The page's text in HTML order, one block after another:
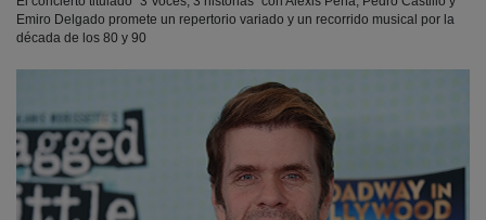
Emiro Delgado promete un repertorio variado y un recorrido musical por la
década de los 80 y 90